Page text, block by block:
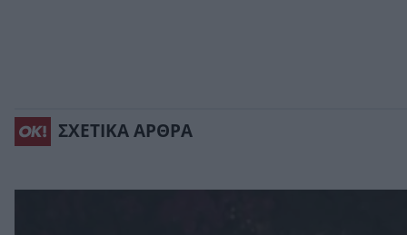
ΣΧΕΤΙΚΑ ΑΡΘΡΑ